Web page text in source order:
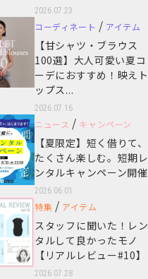
2026.07.23
コーディネート / アイテム
【甘シャツ・ブラウス
100選】大人可愛い夏コ
ーデにおすすめ！映えト
ップス...
2026.07.16
ニュース / キャンペーン
【夏限定】短く借りて、
たくさん楽しむ。短期レ
ンタルキャンペーン開催
2026.06.01
特集 / アイテム
スタッフに聞いた！レン
タルして良かったモノ
【リアルレビュー#10】
2026.07.28